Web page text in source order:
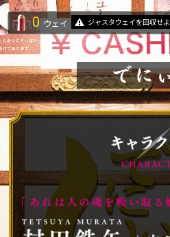
0 ウェイ ジャスタウェイを回収せよ